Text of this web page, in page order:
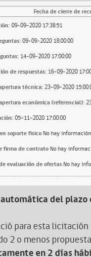
Fecha de cierre de
09-09-2020 17:38:51
09-09-2020 18:00:00
14-09-2020 17:00:00
de respuestas: 16-09-2020
técnica: 23-09-2020
económica (referencial):
05-11-2020 17:00:00
soporte fisicoNo hay información
firma de contratoNo hay
evaluación de ofertasNo hay
del plazo
para esta
2 o menos
en 2 días